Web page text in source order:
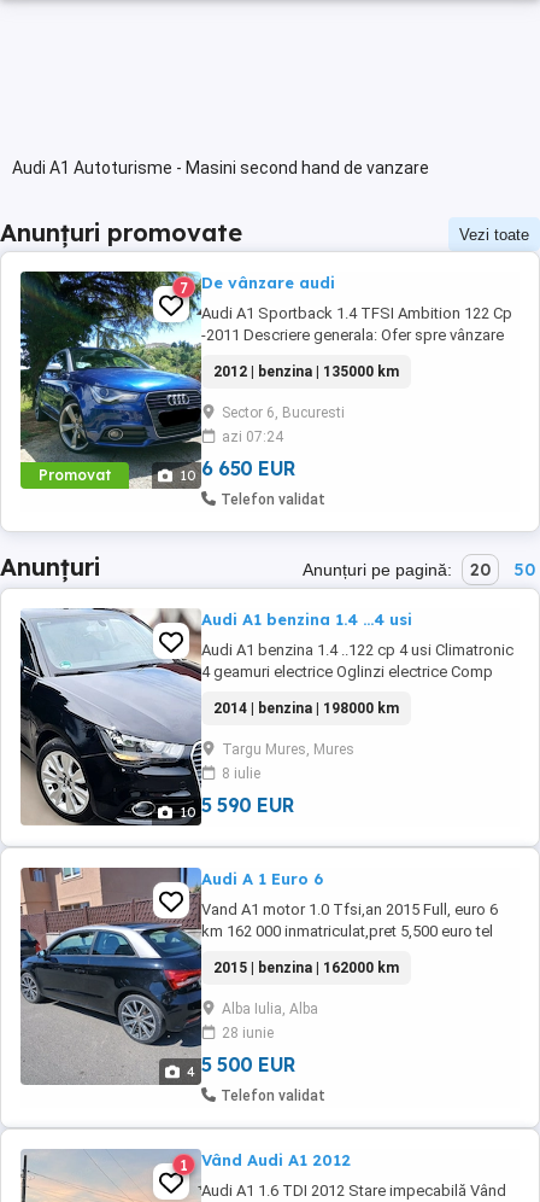
Audi A1 Autoturisme - Masini second hand de vanzare
Anunțuri promovate Vezi toate
Promovat 10
7 De vânzare audi
Audi A1 Sportback 1.4 TFSI Ambition 122 Cp
-2011 Descriere generala: Ofer spre vânzare
echipat cu motor fiabil și performant de 1.4
TFSI 122 cai putere. Mașina este ideală
pentru oraș, dar se simte excelent și la drum
lung-mică la exterior, dar surprinzător de ...
2012 | benzina | 135000 km
Sector 6, Bucuresti
azi 07:24
6 650 EUR
Telefon validat
Anunțuri Anunțuri pe pagină: 20 50
10
Audi A1 benzina 1.4 ...4 usi
Audi A1 benzina 1.4 ..122 cp 4 usi Climatronic
4 geamuri electrice Oglinzi electrice Comp
Scaune încălzite Navigație Bluethoot Cotiera
Senzori lumini Senzori ploaie Senzori
presiune roti Proiectoare ceata Jante aliaj
Stare f buna
2014 | benzina | 198000 km
Targu Mures, Mures
8 iulie
5 590 EUR
4
Audi A 1 Euro 6
Vand A1 motor 1.0 Tfsi,an 2015 Full, euro 6
km 162 000 inmatriculat,pret 5,500 euro tel
2015 | benzina | 162000 km
Alba Iulia, Alba
28 iunie
5 500 EUR
Telefon validat
1 Vând Audi A1 2012
Audi A1 1.6 TDI 2012 Stare impecabilă Vând